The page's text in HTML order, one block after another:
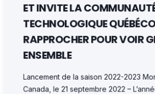
ET INVITE LA
TECHNOLOGIQUE
RAPPROCHER POUR VOIR
ENSEMBLE
Lancement de la saison 2022-2023
Canada, le 21 septembre 2022 –